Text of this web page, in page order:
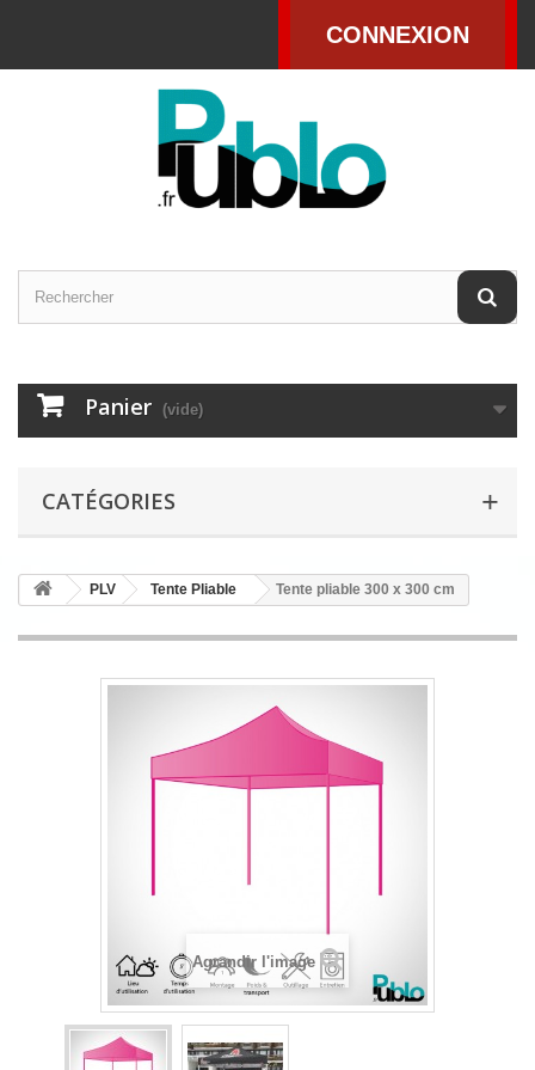
CONNEXION
Panier (vide)
CATÉGORIES
PLV Tente Pliable Tente pliable 300 x 300 cm
Agrandir l'image